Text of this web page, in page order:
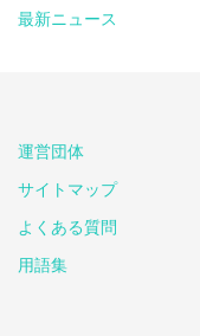
最新ニュース
運営団体
サイトマップ
よくある質問
用語集